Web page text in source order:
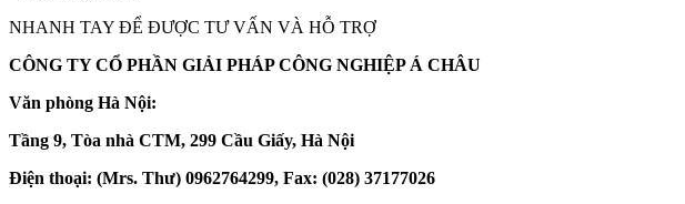
NHANH TAY ĐỂ ĐƯỢC TƯ VẤN VÀ HỖ TRỢ
CÔNG TY CỔ PHẦN GIẢI PHÁP CÔNG NGHIỆP Á CHÂU
Văn phòng Hà Nội:
Tầng 9, Tòa nhà CTM, 299 Cầu Giấy, Hà Nội
Điện thoại: (Mrs. Thư) 0962764299, Fax: (028) 37177026